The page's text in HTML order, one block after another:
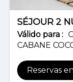
SÉJOUR 2
Válido para :
CABANE
Reservas